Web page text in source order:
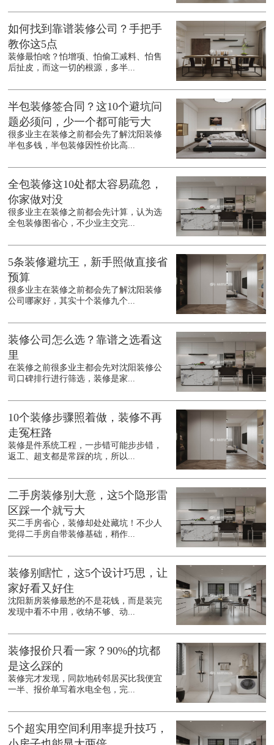
如何找到靠谱装修公司？手把手
教你这5点
装修最怕啥？怕增项、怕偷工减料、怕售
后扯皮，而这一切的根源，多半...
半包装修签合同？这10个避坑问
题必须问，少一个都可能亏大
很多业主在装修之前都会先了解沈阳装修
半包多钱，半包装修因性价比高...
全包装修这10处都太容易疏忽，
你家做对没
很多业主在装修之前都会先计算，认为选
全包装修图省心，不少业主交完...
5条装修避坑王，新手照做直接省
预算
很多业主在装修之前都会先了解沈阳装修
公司哪家好，其实十个装修九个...
装修公司怎么选？靠谱之选看这
里
在装修之前很多业主都会先对沈阳装修公
司口碑排行进行筛选，装修是家...
10个装修步骤照着做，装修不再
走冤枉路
装修是件系统工程，一步错可能步步错，
返工、超支都是常踩的坑，所以...
二手房装修别大意，这5个隐形雷
区踩一个就亏大
买二手房省心，装修却处处藏坑！不少人
觉得二手房自带装修基础，稍作...
装修别瞎忙，这5个设计巧思，让
家好看又好住
沈阳新房装修最愁的不是花钱，而是装完
发现中看不中用，收纳不够、动...
装修报价只看一家？90%的坑都
是这么踩的
装修完才发现，同款地砖邻居买比我便宜
一半、报价单写着水电全包，完...
5个超实用空间利用率提升技巧，